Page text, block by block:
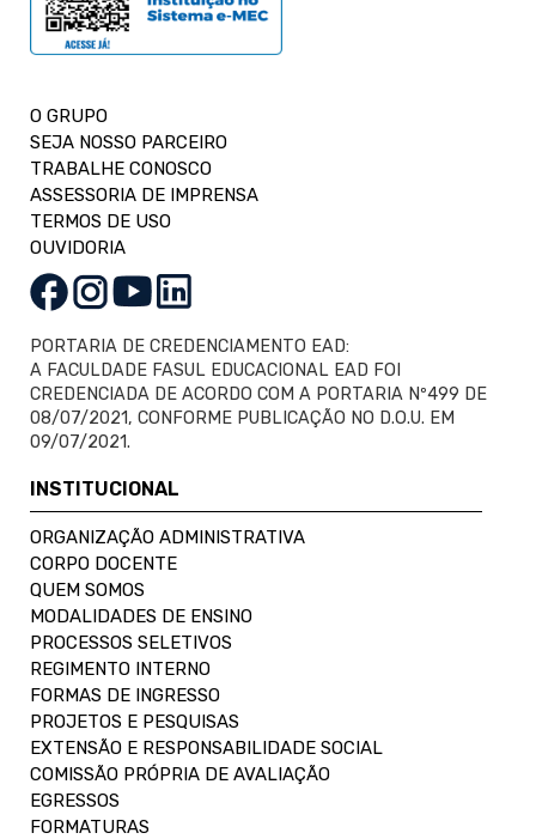
O GRUPO
SEJA NOSSO PARCEIRO
TRABALHE CONOSCO
ASSESSORIA DE IMPRENSA
TERMOS DE USO
OUVIDORIA
PORTARIA DE CREDENCIAMENTO EAD:
A FACULDADE FASUL EDUCACIONAL EAD FOI
CREDENCIADA DE ACORDO COM A PORTARIA Nº499 DE
08/07/2021, CONFORME PUBLICAÇÃO NO D.O.U. EM
09/07/2021.
INSTITUCIONAL
ORGANIZAÇÃO ADMINISTRATIVA
CORPO DOCENTE
QUEM SOMOS
MODALIDADES DE ENSINO
PROCESSOS SELETIVOS
REGIMENTO INTERNO
FORMAS DE INGRESSO
PROJETOS E PESQUISAS
EXTENSÃO E RESPONSABILIDADE SOCIAL
COMISSÃO PRÓPRIA DE AVALIAÇÃO
EGRESSOS
FORMATURAS